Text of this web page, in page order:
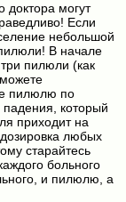
доктора могут
Если
небольшой
В начале
пилюли (как
пилюлю по
падения, который
приходит на
любых
старайтесь
больного
и пилюлю, а